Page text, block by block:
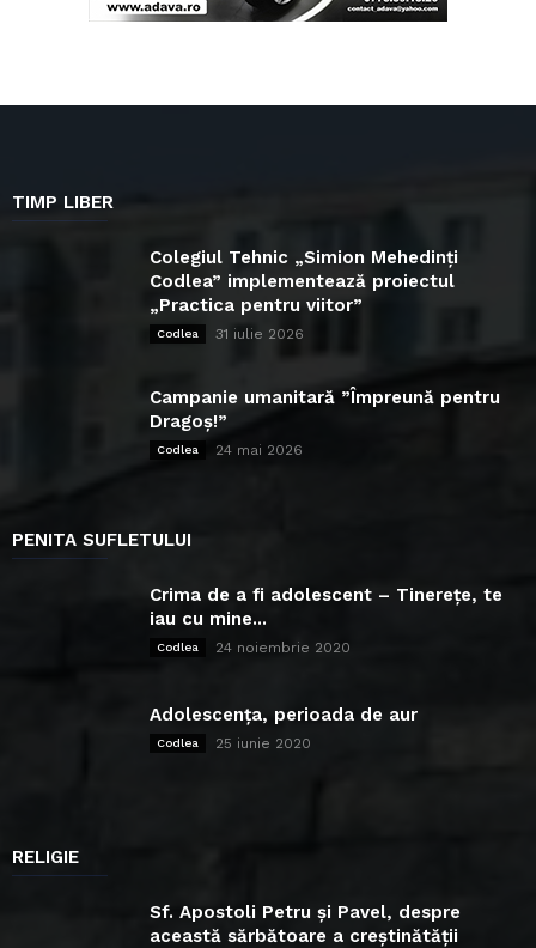
TIMP LIBER
Colegiul Tehnic „Simion Mehedinți
Codlea” implementează proiectul
„Practica pentru viitor”
Codlea 31 iulie 2026
Campanie umanitară ”Împreună pentru
Dragoș!”
Codlea 24 mai 2026
PENITA SUFLETULUI
Crima de a fi adolescent – Tinerețe, te
iau cu mine...
Codlea 24 noiembrie 2020
Adolescența, perioada de aur
Codlea 25 iunie 2020
RELIGIE
Sf. Apostoli Petru și Pavel, despre
această sărbătoare a creștinătății